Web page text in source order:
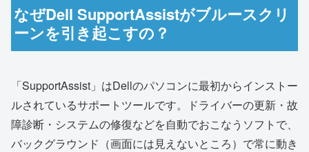
なぜDell SupportAssistがブルースクリ
ーンを引き起こすの？
「SupportAssist」はDellのパソコンに最初からインストー
ルされているサポートツールです。ドライバーの更新・故
障診断・システムの修復などを自動でおこなうソフトで、
バックグラウンド（画面には見えないところ）で常に動き